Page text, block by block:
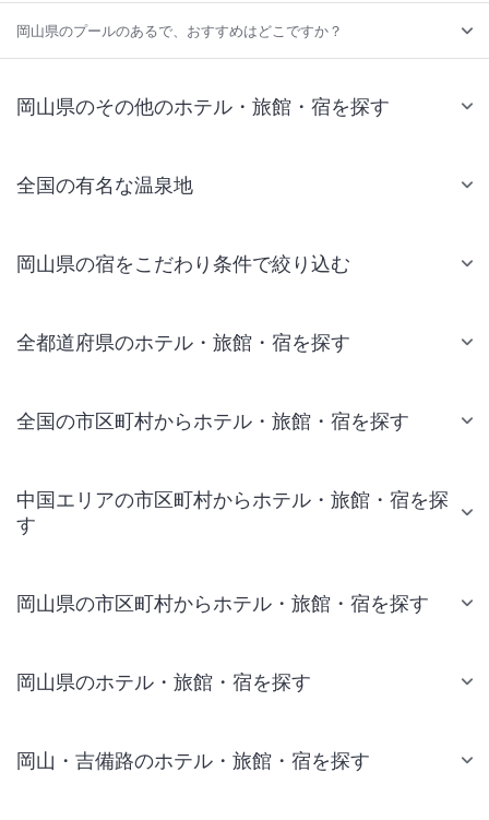
岡山県のプールのあるで、おすすめはどこですか？
岡山県のその他のホテル・旅館・宿を探す
全国の有名な温泉地
岡山県の宿をこだわり条件で絞り込む
全都道府県のホテル・旅館・宿を探す
全国の市区町村からホテル・旅館・宿を探す
中国エリアの市区町村からホテル・旅館・宿を探
す
岡山県の市区町村からホテル・旅館・宿を探す
岡山県のホテル・旅館・宿を探す
岡山・吉備路のホテル・旅館・宿を探す